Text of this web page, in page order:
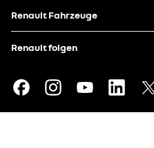
Renault Fahrzeuge
Renault folgen